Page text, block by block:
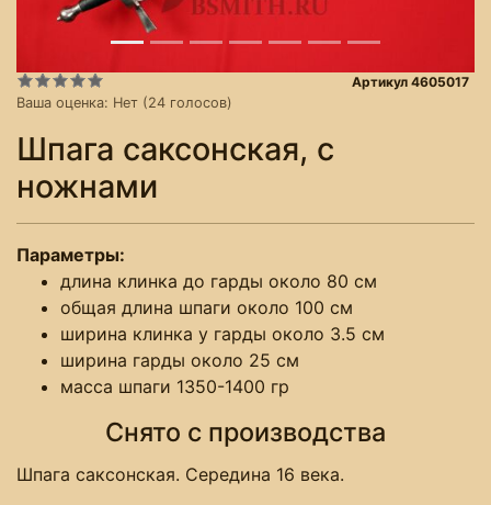
Ваша оценка: Нет (24 голосов)
Артикул 4605017
Шпага саксонская, с
ножнами
Параметры:
длина клинка до гарды около 80 см
общая длина шпаги около 100 см
ширина клинка у гарды около 3.5 см
ширина гарды около 25 см
масса шпаги 1350-1400 гр
Снято с производства
Шпага саксонская. Середина 16 века.